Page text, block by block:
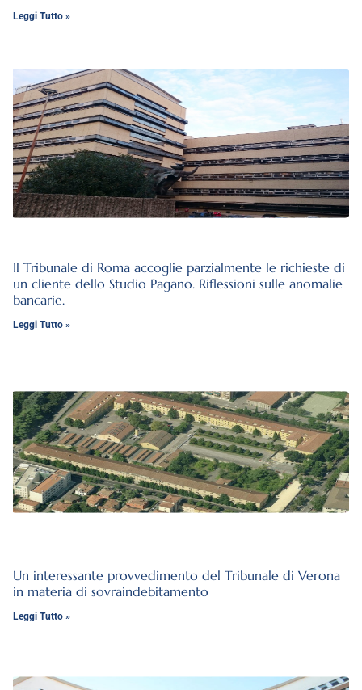
Leggi Tutto »
Il Tribunale di Roma accoglie parzialmente le richieste di
un cliente dello Studio Pagano. Riflessioni sulle anomalie
bancarie.
Leggi Tutto »
Un interessante provvedimento del Tribunale di Verona
in materia di sovraindebitamento
Leggi Tutto »